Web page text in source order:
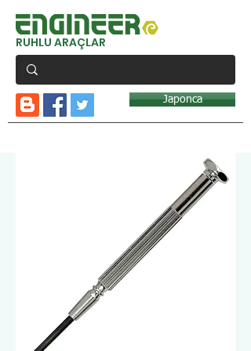
RUHLU ARAÇLAR
Japonca